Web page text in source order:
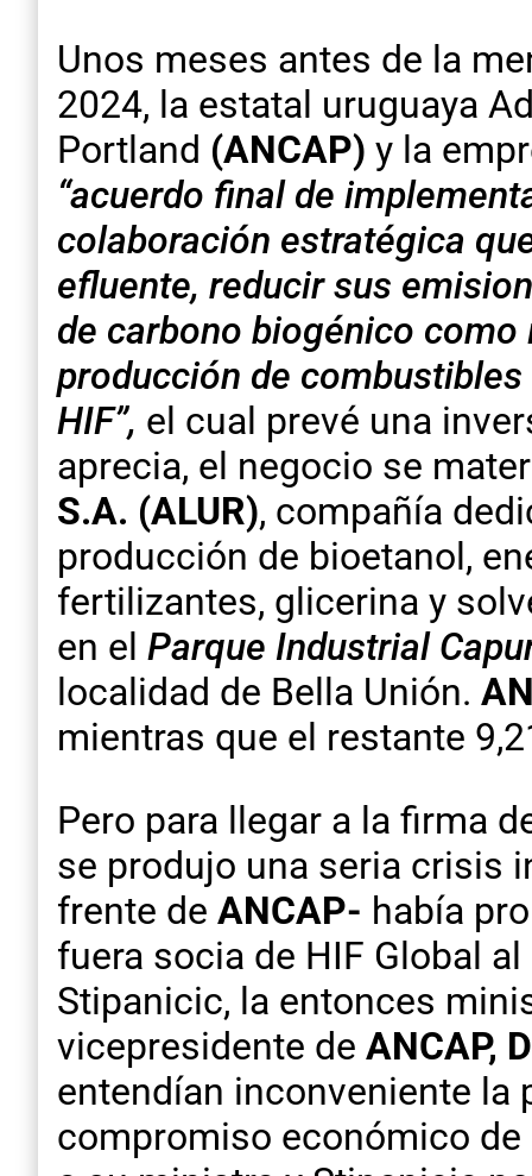
Unos meses antes de la
2024, la estatal uruguaya
Portland (ANCAP) y la
“acuerdo final de
colaboración estratégica
efluente, reducir sus
de carbono biogénico
producción de
HIF”, el cual prevé una
aprecia, el negocio se
S.A. (ALUR), compañía
producción de bioetanol,
fertilizantes, glicerina y
en el Parque Industrial
localidad de Bella Unión.
mientras que el restante
Pero para llegar a la firma
se produjo una seria crisis
frente de ANCAP- había
fuera socia de HIF Global
Stipanicic, la entonces
vicepresidente de ANCAP,
entendían inconveniente la
compromiso económico